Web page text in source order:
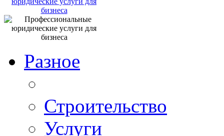
бизнеса
Разное
Строительство
Услуги